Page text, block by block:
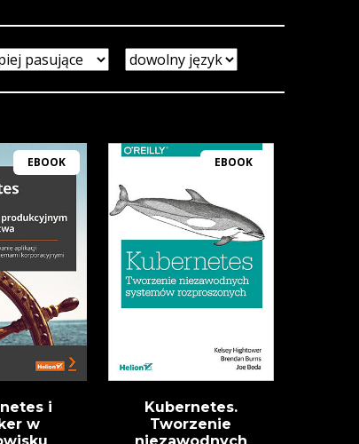
EBOOK
i
w
EBOOK
Kubernetes.
Tworzenie